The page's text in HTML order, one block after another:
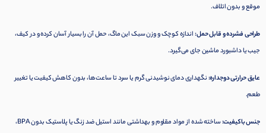
موقع و بدون اتلاف.
طراحی فشرده و قابل حمل:اندازه کوچک و وزن سبک این ماگ، حمل آن را بسیار آسان کرده و در کیف،
جیب یا داشبورد ماشین جای می‌گیرد.
عایق حرارتی دوجداره:نگهداری دمای نوشیدنی گرم یا سرد تا ساعت‌ها، بدون کاهش کیفیت یا تغییر
طعم.
جنس باکیفیت:
ساخته شده از مواد مقاوم و بهداشتی مانند استیل ضد زنگ یا پلاستیک بدون BPA،